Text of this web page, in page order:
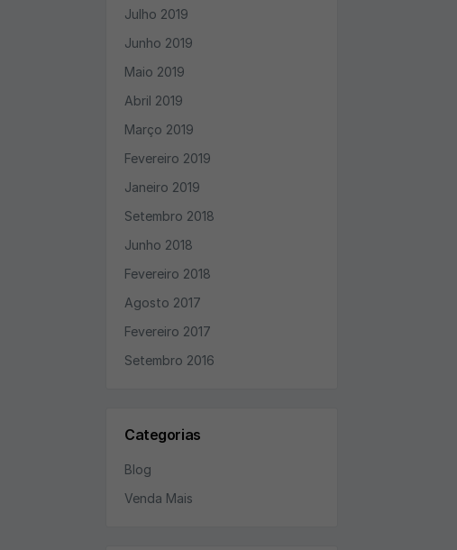
Julho 2019
Junho 2019
Maio 2019
Abril 2019
Março 2019
Fevereiro 2019
Janeiro 2019
Setembro 2018
Junho 2018
Fevereiro 2018
Agosto 2017
Fevereiro 2017
Setembro 2016
Categorias
Blog
Venda Mais